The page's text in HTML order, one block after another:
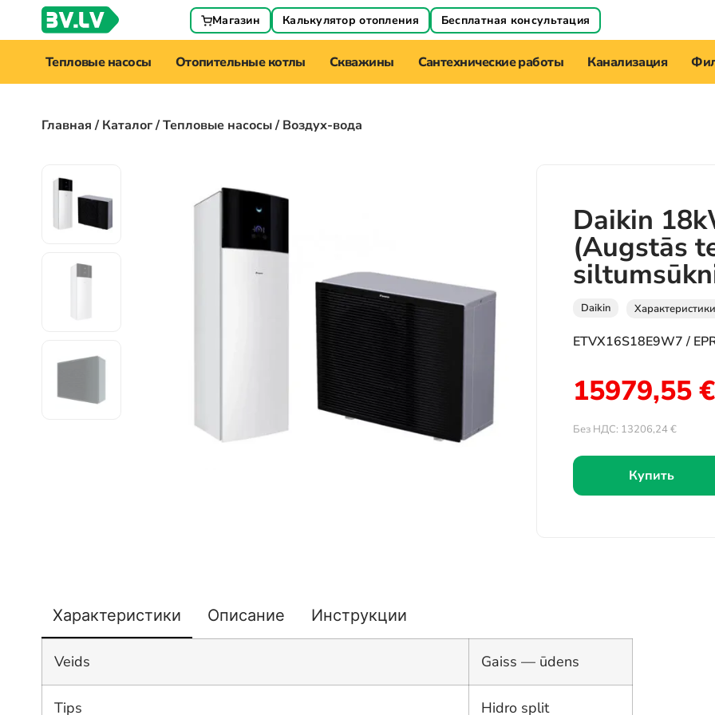
Магазин Калькулятор отопления Бесплатная консультация
Тепловые насосы Отопительные котлы Скважины Сантехнические работы Канализация
Главная/Каталог/Тепловые насосы/ Воздух-вода
Daikin
(Augstās
Daikin Характеристики
ETVX16S18E9W7 /
15979,55€
Без НДС: 13206,24€
Купить
Характеристики Описание Инструкции
Veids Gaiss — ūdens
Tips Hidro split